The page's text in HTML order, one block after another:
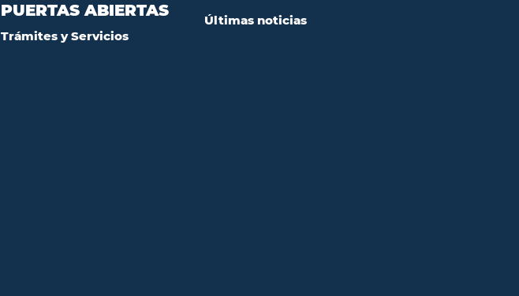
PUERTAS ABIERTAS
Trámites y Servicios
Últimas noticias